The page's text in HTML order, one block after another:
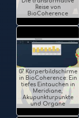
Reise von
BioCoherence
07. Körperbildschirme
in BioCoherence: Ein
tiefes Eintauchen in
Meridiane,
Akupunkturpunkte
und Organe